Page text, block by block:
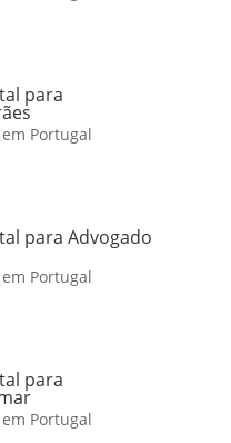
para
Portugal
para Advogado
Portugal
para
Portugal